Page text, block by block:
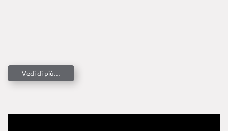
Vedi di più...